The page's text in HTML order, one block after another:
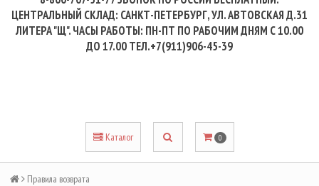
ЦЕНТРАЛЬНЫЙ СКЛАД: САНКТ-ПЕТЕРБУРГ, УЛ. АВТОВСКАЯ Д.31
ЛИТЕРА "Щ". ЧАСЫ РАБОТЫ: ПН-ПТ ПО РАБОЧИМ ДНЯМ С 10.00
ДО 17.00 ТЕЛ.+7(911)906-45-39
Каталог 0
Правила возврата